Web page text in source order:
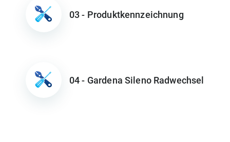
03 - Produktkennzeichnung
04 - Gardena Sileno Radwechsel